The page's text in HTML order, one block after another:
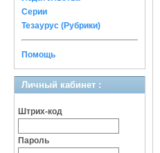
Серии
Тезаурус (Рубрики)
Помощь
Личный кабинет :
Штрих-код
Пароль